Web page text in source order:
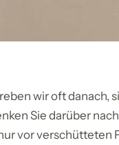
wir oft danach,
Sie darüber
vor verschütteten